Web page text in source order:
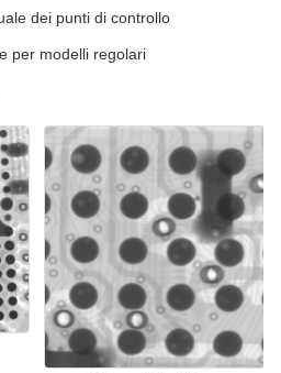
dei punti di controllo
per modelli regolari